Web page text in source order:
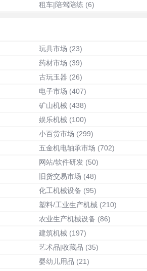
租车|陪驾陪练 (6)
玩具市场 (23)
药材市场 (39)
古玩玉器 (26)
电子市场 (407)
矿山机械 (438)
娱乐机械 (100)
小百货市场 (299)
五金机电轴承市场 (702)
网站/软件研发 (50)
旧货交易市场 (48)
化工机械设备 (95)
塑料/工业生产机械 (210)
农业生产机械设备 (86)
建筑机械 (197)
艺术品|收藏品 (35)
婴幼儿用品 (21)